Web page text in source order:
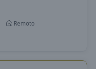
Remoto